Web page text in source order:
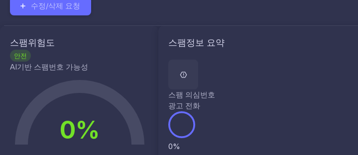
수정/삭제 요청
스팸위험도
안전
AI기반 스팸번호 가능성
0%
스팸정보 요약
스팸 의심번호
광고 전화
0%